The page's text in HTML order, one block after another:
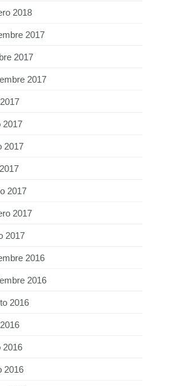
2018
2017
2017
2017
2017
2017
2017
2017
2017
2016
2016
2016
2016
2016